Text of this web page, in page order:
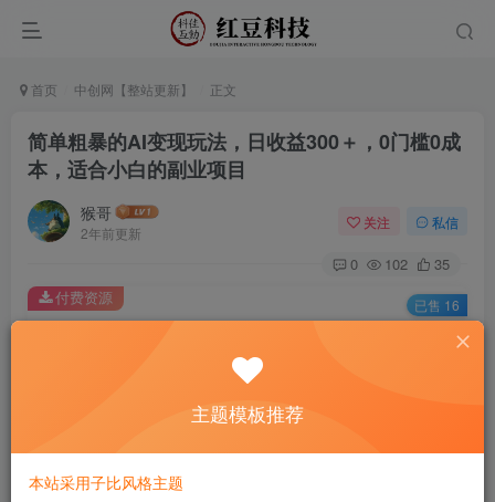
首页 中创网【整站更新】 正文
简单粗暴的AI变现玩法，日收益300＋，0门槛0成
本，适合小白的副业项目
猴哥
2年前更新
关注 私信
0 102 35
此内容为付费资源，请付费后查看
￥9.9
付费资源 已售 16
主题模板推荐
本站采用子比风格主题